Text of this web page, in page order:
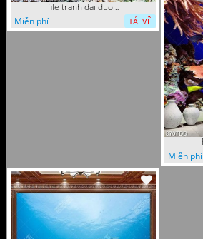
file tranh dai duong bien trang tri tuong phong khach
Miễn phí
TẢI VỀ
Miễn phí